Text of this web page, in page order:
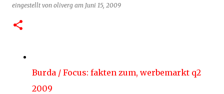
eingestellt von oliverg am Juni 15, 2009
Burda / Focus: fakten zum, werbemarkt q2
2009